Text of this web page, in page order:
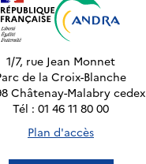
1/7, rue Jean Monnet
de la Croix-Blanche
Châtenay-Malabry cedex
Tél : 01 46 11 80 00
Plan d'accès